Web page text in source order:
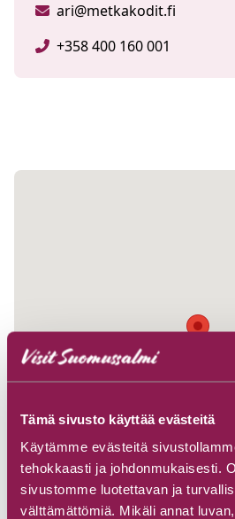
Tämä sivusto käyttää evästeitä
Käytämme evästeitä
tehokkaasti ja johdonmukaisesti.
sivustomme luotettavan ja
välttämättömiä. Mikäli annat
ari@metkakodit.fi
+358 400 160 001